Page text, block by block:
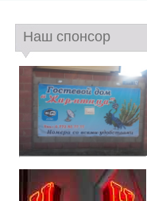
Наш спонсор